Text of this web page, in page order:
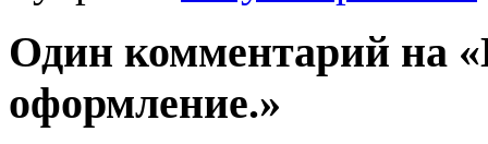
Один комментарий на
оформление.»